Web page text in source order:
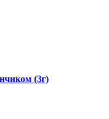
(3г)